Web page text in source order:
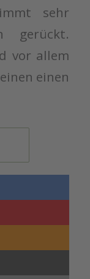
sehr
gerückt.
vor allem
einen